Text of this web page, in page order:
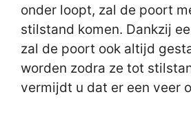
onder loopt, zal de poort
stilstand komen. Dankzij
zal de poort ook altijd
worden zodra ze tot
vermijdt u dat er een veer